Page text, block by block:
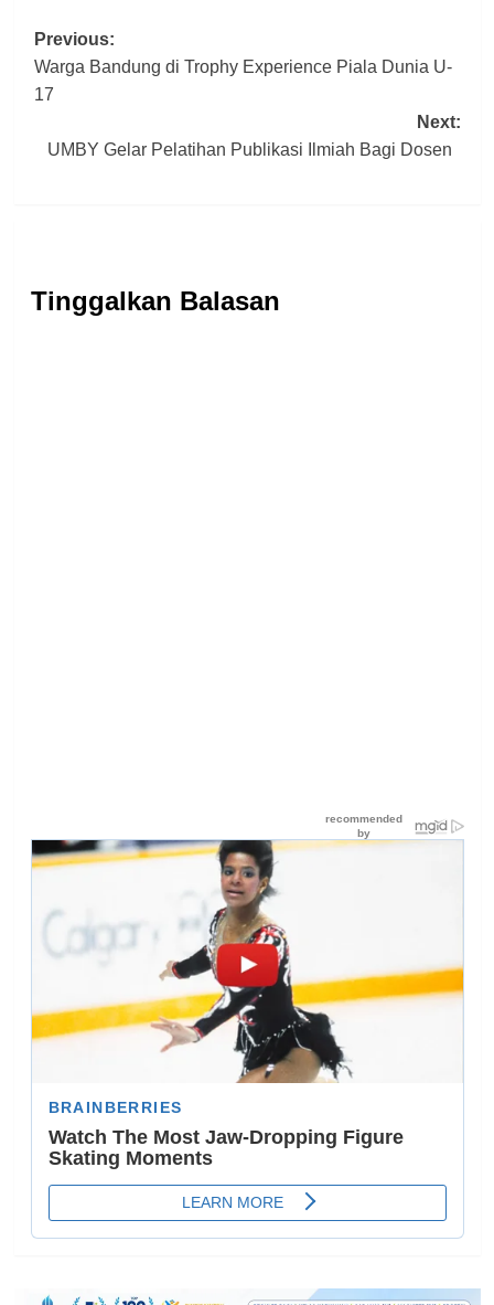
Post
navigation
Previous:
Warga Bandung di Trophy Experience Piala Dunia U-
17
Next:
UMBY Gelar Pelatihan Publikasi Ilmiah Bagi Dosen
Tinggalkan Balasan